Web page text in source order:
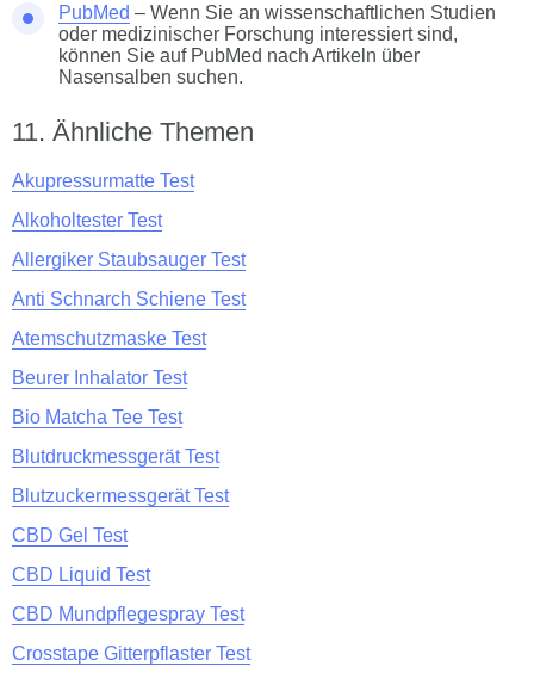
PubMed – Wenn Sie an wissenschaftlichen Studien
oder medizinischer Forschung interessiert sind,
können Sie auf PubMed nach Artikeln über
Nasensalben suchen.
Ähnliche Themen
Akupressurmatte Test
Alkoholtester Test
Allergiker Staubsauger Test
Anti Schnarch Schiene Test
Atemschutzmaske Test
Beurer Inhalator Test
Bio Matcha Tee Test
Blutdruckmessgerät Test
Blutzuckermessgerät Test
CBD Gel Test
CBD Liquid Test
CBD Mundpflegespray Test
Crosstape Gitterpflaster Test